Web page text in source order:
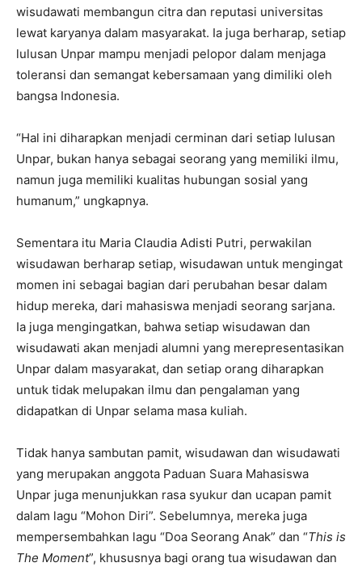
wisudawati membangun citra dan reputasi universitas
lewat karyanya dalam masyarakat. Ia juga berharap, setiap
lulusan Unpar mampu menjadi pelopor dalam menjaga
toleransi dan semangat kebersamaan yang dimiliki oleh
bangsa Indonesia.
“Hal ini diharapkan menjadi cerminan dari setiap lulusan
Unpar, bukan hanya sebagai seorang yang memiliki ilmu,
namun juga memiliki kualitas hubungan sosial yang
humanum,” ungkapnya.
Sementara itu Maria Claudia Adisti Putri, perwakilan
wisudawan berharap setiap, wisudawan untuk mengingat
momen ini sebagai bagian dari perubahan besar dalam
hidup mereka, dari mahasiswa menjadi seorang sarjana.
Ia juga mengingatkan, bahwa setiap wisudawan dan
wisudawati akan menjadi alumni yang merepresentasikan
Unpar dalam masyarakat, dan setiap orang diharapkan
untuk tidak melupakan ilmu dan pengalaman yang
didapatkan di Unpar selama masa kuliah.
Tidak hanya sambutan pamit, wisudawan dan wisudawati
yang merupakan anggota Paduan Suara Mahasiswa
Unpar juga menunjukkan rasa syukur dan ucapan pamit
dalam lagu “Mohon Diri”. Sebelumnya, mereka juga
mempersembahkan lagu “Doa Seorang Anak” dan “This is
The Moment”, khususnya bagi orang tua wisudawan dan